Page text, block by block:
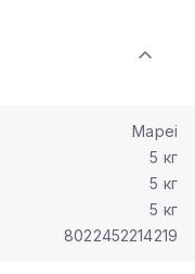
Mapei
5 кг
5 кг
5 кг
8022452214219